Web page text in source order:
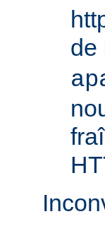
de